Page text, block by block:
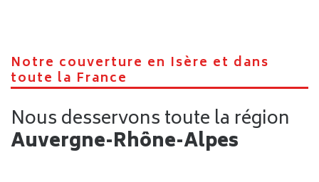
déménagement à Grenoble ?
Comprendre le devis d’un déménagement à Grenoble et
éviter les mauvaises surprises
déménagement à Grenoble ?
S’installer à Grenoble : conseils pour bien démarrer dans
votre nouveau quartier